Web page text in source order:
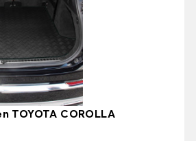
TOYOTA COROLLA